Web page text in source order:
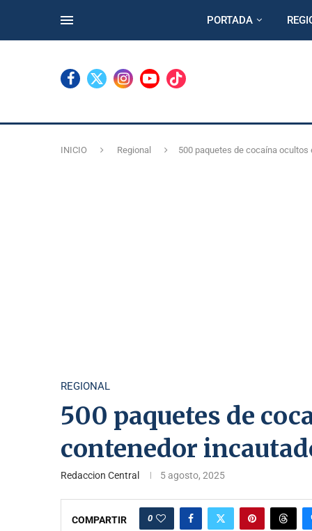
PORTADA
INICIO Regional 500 paquetes de cocaína
REGIONAL
500 paquetes de
contenedor
Redaccion Central 5 agosto, 2025
COMPARTIR 0